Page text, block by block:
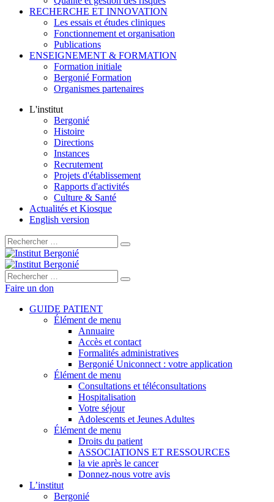
RECHERCHE ET INNOVATION
Les essais et études cliniques
Fonctionnement et organisation
Publications
ENSEIGNEMENT & FORMATION
Formation initiale
Bergonié Formation
Organismes partenaires
L'institut
Bergonié
Histoire
Directions
Instances
Recrutement
Projets d'établissement
Rapports d'activités
Culture & Santé
Actualités et Kiosque
English version
Rechercher :
Rechercher :
Faire un don
GUIDE PATIENT
Élément de menu
Annuaire
Accès et contact
Formalités administratives
Bergonié Uniconnect : votre application
Élément de menu
Consultations et téléconsultations
Hospitalisation
Votre séjour
Adolescents et Jeunes Adultes
Élément de menu
Droits du patient
ASSOCIATIONS ET RESSOURCES
la vie après le cancer
Donnez-nous votre avis
L’institut
Bergonié